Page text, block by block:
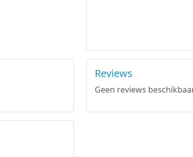
Reviews
Geen reviews